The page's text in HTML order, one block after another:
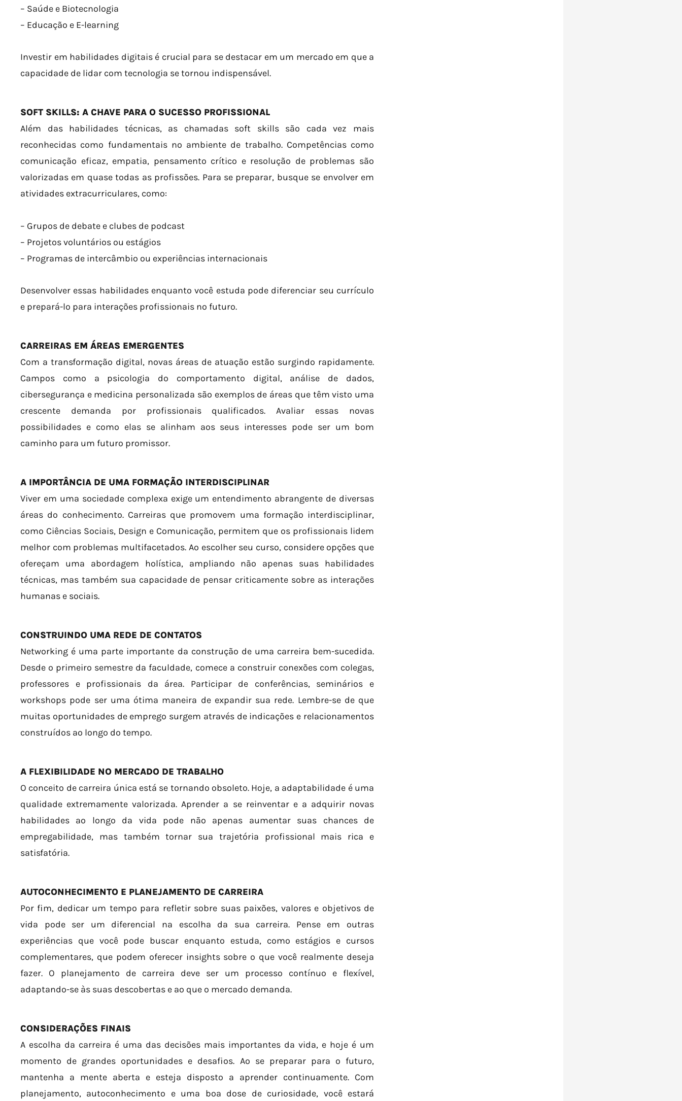
– Saúde e Biotecnologia
– Educação e E-learning
Investir em habilidades digitais é crucial para se destacar em um mercado em que a
capacidade de lidar com tecnologia se tornou indispensável.
SOFT SKILLS: A CHAVE PARA O SUCESSO PROFISSIONAL
Além das habilidades técnicas, as chamadas soft skills são cada vez mais
reconhecidas como fundamentais no ambiente de trabalho. Competências como
comunicação eficaz, empatia, pensamento crítico e resolução de problemas são
valorizadas em quase todas as profissões. Para se preparar, busque se envolver em
atividades extracurriculares, como:
– Grupos de debate e clubes de podcast
– Projetos voluntários ou estágios
– Programas de intercâmbio ou experiências internacionais
Desenvolver essas habilidades enquanto você estuda pode diferenciar seu currículo
e prepará-lo para interações profissionais no futuro.
CARREIRAS EM ÁREAS EMERGENTES
Com a transformação digital, novas áreas de atuação estão surgindo rapidamente.
Campos como a psicologia do comportamento digital, análise de dados,
cibersegurança e medicina personalizada são exemplos de áreas que têm visto uma
crescente demanda por profissionais qualificados. Avaliar essas novas
possibilidades e como elas se alinham aos seus interesses pode ser um bom
caminho para um futuro promissor.
A IMPORTÂNCIA DE UMA FORMAÇÃO INTERDISCIPLINAR
Viver em uma sociedade complexa exige um entendimento abrangente de diversas
áreas do conhecimento. Carreiras que promovem uma formação interdisciplinar,
como Ciências Sociais, Design e Comunicação, permitem que os profissionais lidem
melhor com problemas multifacetados. Ao escolher seu curso, considere opções que
ofereçam uma abordagem holística, ampliando não apenas suas habilidades
técnicas, mas também sua capacidade de pensar criticamente sobre as interações
humanas e sociais.
CONSTRUINDO UMA REDE DE CONTATOS
Networking é uma parte importante da construção de uma carreira bem-sucedida.
Desde o primeiro semestre da faculdade, comece a construir conexões com colegas,
professores e profissionais da área. Participar de conferências, seminários e
workshops pode ser uma ótima maneira de expandir sua rede. Lembre-se de que
muitas oportunidades de emprego surgem através de indicações e relacionamentos
construídos ao longo do tempo.
A FLEXIBILIDADE NO MERCADO DE TRABALHO
O conceito de carreira única está se tornando obsoleto. Hoje, a adaptabilidade é uma
qualidade extremamente valorizada. Aprender a se reinventar e a adquirir novas
habilidades ao longo da vida pode não apenas aumentar suas chances de
empregabilidade, mas também tornar sua trajetória profissional mais rica e
satisfatória.
AUTOCONHECIMENTO E PLANEJAMENTO DE CARREIRA
Por fim, dedicar um tempo para refletir sobre suas paixões, valores e objetivos de
vida pode ser um diferencial na escolha da sua carreira. Pense em outras
experiências que você pode buscar enquanto estuda, como estágios e cursos
complementares, que podem oferecer insights sobre o que você realmente deseja
fazer. O planejamento de carreira deve ser um processo contínuo e flexível,
adaptando-se às suas descobertas e ao que o mercado demanda.
CONSIDERAÇÕES FINAIS
A escolha da carreira é uma das decisões mais importantes da vida, e hoje é um
momento de grandes oportunidades e desafios. Ao se preparar para o futuro,
mantenha a mente aberta e esteja disposto a aprender continuamente. Com
planejamento, autoconhecimento e uma boa dose de curiosidade, você estará